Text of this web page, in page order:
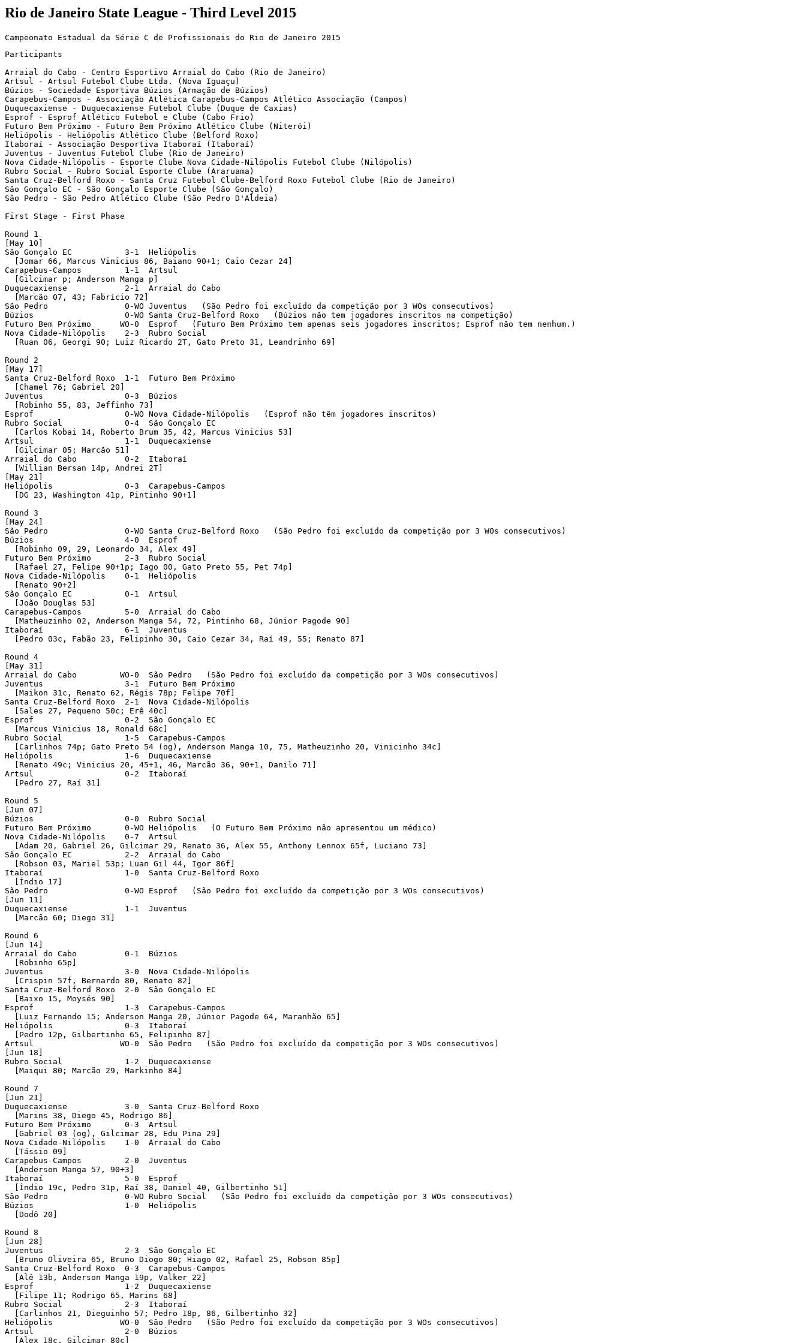
Rio de Janeiro State League - Third Level 2015
Participants
Arraial do Cabo - Centro Esportivo Arraial do Cabo (Rio de Janeiro)
Artsul - Artsul Futebol Clube Ltda. (Nova Iguaçu)
Búzios - Sociedade Esportiva Búzios (Armação de Búzios)
Carapebus-Campos - Associação Atlética Carapebus-Campos Atlético Associação (Campos)
Duquecaxiense - Duquecaxiense Futebol Clube (Duque de Caxias)
Esprof - Esprof Atlético Futebol e Clube (Cabo Frio)
Futuro Bem Próximo - Futuro Bem Próximo Atlético Clube (Niterói)
Heliópolis - Heliópolis Atlético Clube (Belford Roxo)
Itaboraí - Associação Desportiva Itaboraí (Itaboraí)
Juventus - Juventus Futebol Clube (Rio de Janeiro)
Nova Cidade-Nilópolis - Esporte Clube Nova Cidade-Nilópolis Futebol Clube (Nilópolis)
Rubro Social - Rubro Social Esporte Clube (Araruama)
Santa Cruz-Belford Roxo - Santa Cruz Futebol Clube-Belford Roxo Futebol Clube (Rio de Janeiro)
São Gonçalo EC - São Gonçalo Esporte Clube (São Gonçalo)
São Pedro - São Pedro Atlético Clube (São Pedro D'Aldeia)
First Stage - First Phase
Round 1
[May 10]
São Gonçalo EC           3-1  Heliópolis
  [Jomar 66, Marcus Vinicius 86, Baiano 90+1; Caio Cezar 24]
Carapebus-Campos         1-1  Artsul
  [Gilcimar p; Anderson Manga p]
Duquecaxiense            2-1  Arraial do Cabo
  [Marcão 07, 43; Fabrício 72]
São Pedro                0-WO Juventus   (São Pedro foi excluído da competição por 3 WOs consecutivos)
Búzios                   0-WO Santa Cruz-Belford Roxo   (Búzios não tem jogadores inscritos na competição)
Futuro Bem Próximo      WO-0  Esprof   (Futuro Bem Próximo tem apenas seis jogadores inscritos; Esprof não tem nenhum.)
Nova Cidade-Nilópolis    2-3  Rubro Social
  [Ruan 06, Georgi 90; Luiz Ricardo 2T, Gato Preto 31, Leandrinho 69]
Round 2
[May 17]
Santa Cruz-Belford Roxo  1-1  Futuro Bem Próximo
  [Chamel 76; Gabriel 20]
Juventus                 0-3  Búzios
  [Robinho 55, 83, Jeffinho 73]
Esprof                   0-WO Nova Cidade-Nilópolis   (Esprof não têm jogadores inscritos)
Rubro Social             0-4  São Gonçalo EC
  [Carlos Kobai 14, Roberto Brum 35, 42, Marcus Vinicius 53]
Artsul                   1-1  Duquecaxiense
  [Gilcimar 05; Marcão 51]
Arraial do Cabo          0-2  Itaboraí
  [Willian Bersan 14p, Andrei 2T]
[May 21]
Heliópolis               0-3  Carapebus-Campos
  [DG 23, Washington 41p, Pintinho 90+1]
Round 3
[May 24]
São Pedro                0-WO Santa Cruz-Belford Roxo   (São Pedro foi excluído da competição por 3 WOs consecutivos)
Búzios                   4-0  Esprof
  [Robinho 09, 29, Leonardo 34, Alex 49]
Futuro Bem Próximo       2-3  Rubro Social
  [Rafael 27, Felipe 90+1p; Iago 00, Gato Preto 55, Pet 74p]
Nova Cidade-Nilópolis    0-1  Heliópolis
  [Renato 90+2]
São Gonçalo EC           0-1  Artsul
  [João Douglas 53]
Carapebus-Campos         5-0  Arraial do Cabo
  [Matheuzinho 02, Anderson Manga 54, 72, Pintinho 68, Júnior Pagode 90]
Itaboraí                 6-1  Juventus
  [Pedro 03c, Fabão 23, Felipinho 30, Caio Cezar 34, Raí 49, 55; Renato 87]
Round 4
[May 31]
Arraial do Cabo         WO-0  São Pedro   (São Pedro foi excluído da competição por 3 WOs consecutivos)
Juventus                 3-1  Futuro Bem Próximo
  [Maikon 31c, Renato 62, Régis 78p; Felipe 70f]
Santa Cruz-Belford Roxo  2-1  Nova Cidade-Nilópolis
  [Sales 27, Pequeno 50c; Erê 40c]
Esprof                   0-2  São Gonçalo EC
  [Marcus Vinicius 18, Ronald 68c]
Rubro Social             1-5  Carapebus-Campos
  [Carlinhos 74p; Gato Preto 54 (og), Anderson Manga 10, 75, Matheuzinho 20, Vinicinho 34c]
Heliópolis               1-6  Duquecaxiense
  [Renato 49c; Vinicius 20, 45+1, 46, Marcão 36, 90+1, Danilo 71]
Artsul                   0-2  Itaboraí
  [Pedro 27, Raí 31]
Round 5
[Jun 07]
Búzios                   0-0  Rubro Social
Futuro Bem Próximo       0-WO Heliópolis   (O Futuro Bem Próximo não apresentou um médico)
Nova Cidade-Nilópolis    0-7  Artsul
  [Adam 20, Gabriel 26, Gilcimar 29, Renato 36, Alex 55, Anthony Lennox 65f, Luciano 73]
São Gonçalo EC           2-2  Arraial do Cabo
  [Robson 03, Mariel 53p; Luan Gil 44, Igor 86f]
Itaboraí                 1-0  Santa Cruz-Belford Roxo
  [Índio 17]
São Pedro                0-WO Esprof   (São Pedro foi excluído da competição por 3 WOs consecutivos)
[Jun 11]
Duquecaxiense            1-1  Juventus
  [Marcão 60; Diego 31]
Round 6
[Jun 14]
Arraial do Cabo          0-1  Búzios
  [Robinho 65p]
Juventus                 3-0  Nova Cidade-Nilópolis
  [Crispin 57f, Bernardo 80, Renato 82]
Santa Cruz-Belford Roxo  2-0  São Gonçalo EC
  [Baixo 15, Moysés 90]
Esprof                   1-3  Carapebus-Campos
  [Luiz Fernando 15; Anderson Manga 20, Júnior Pagode 64, Maranhão 65]
Heliópolis               0-3  Itaboraí
  [Pedro 12p, Gilbertinho 65, Felipinho 87]
Artsul                  WO-0  São Pedro   (São Pedro foi excluído da competição por 3 WOs consecutivos)
[Jun 18]
Rubro Social             1-2  Duquecaxiense
  [Maiqui 80; Marcão 29, Markinho 84]
Round 7
[Jun 21]
Duquecaxiense            3-0  Santa Cruz-Belford Roxo
  [Marins 38, Diego 45, Rodrigo 86]
Futuro Bem Próximo       0-3  Artsul
  [Gabriel 03 (og), Gilcimar 28, Edu Pina 29]
Nova Cidade-Nilópolis    1-0  Arraial do Cabo
  [Tássio 09]
Carapebus-Campos         2-0  Juventus
  [Anderson Manga 57, 90+3]
Itaboraí                 5-0  Esprof
  [Índio 19c, Pedro 31p, Raí 38, Daniel 40, Gilbertinho 51]
São Pedro                0-WO Rubro Social   (São Pedro foi excluído da competição por 3 WOs consecutivos)
Búzios                   1-0  Heliópolis
  [Dodô 20]
Round 8
[Jun 28]
Juventus                 2-3  São Gonçalo EC
  [Bruno Oliveira 65, Bruno Diogo 80; Hiago 02, Rafael 25, Robson 85p]
Santa Cruz-Belford Roxo  0-3  Carapebus-Campos
  [Alê 13b, Anderson Manga 19p, Valker 22]
Esprof                   1-2  Duquecaxiense
  [Filipe 11; Rodrigo 65, Marins 68]
Rubro Social             2-3  Itaboraí
  [Carlinhos 21, Dieguinho 57; Pedro 18p, 86, Gilbertinho 32]
Heliópolis              WO-0  São Pedro   (São Pedro foi excluído da competição por 3 WOs consecutivos)
Artsul                   2-0  Búzios
  [Alex 18c, Gilcimar 80c]